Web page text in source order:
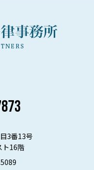
3番13号
ト16階